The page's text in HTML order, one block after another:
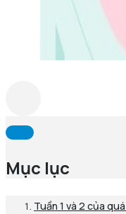
Mục lục
Tuần 1 và 2 của